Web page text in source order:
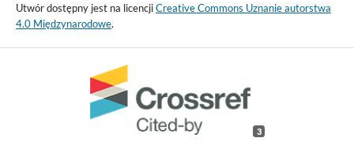
Utwór dostępny jest na licencjiCreative Commons Uznanie autorstwa
4.0 Międzynarodowe.
3